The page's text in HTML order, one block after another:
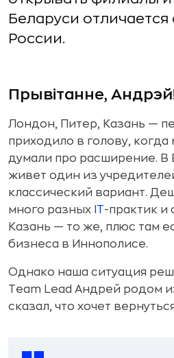
Беларуси
России.
Прывітанне,
Лондон, Питер, Казань —
приходило в голову, когда
думали про расширение. В
живет один из
классический вариант.
много разных IT-практик и
Казань — то же, плюс там
бизнеса в Иннополисе.
Однако наша ситуация
Team Lead Андрей родом
сказал, что хочет